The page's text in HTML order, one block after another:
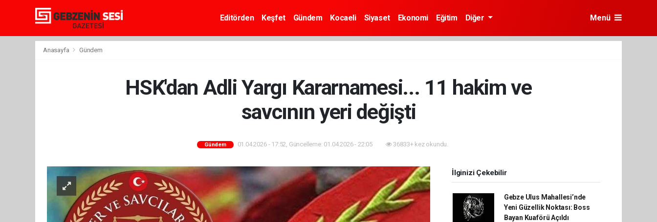
Editörden Keşfet Gündem Kocaeli Siyaset Ekonomi Eğitim Diğer Menü
Anasayfa Gündem
HSK'dan Adli Yargı Kararnamesi... 11 hakim ve
savcının yeri değişti
Gündem 01.04.2026 - 17:52, Güncelleme: 01.04.2026 - 22:05 36833+ kez okundu.
İlginizi Çekebilir
Gebze Ulus Mahallesi’nde
Yeni Güzellik Noktası: Boss
Bayan Kuaförü Açıldı